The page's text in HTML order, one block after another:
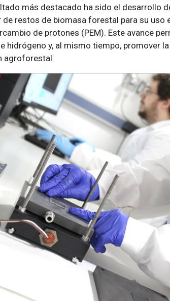
más destacado ha sido el desarrollo
restos de biomasa forestal para su uso
de protones (PEM). Este avance
hidrógeno y, al mismo tiempo, promover
agroforestal.